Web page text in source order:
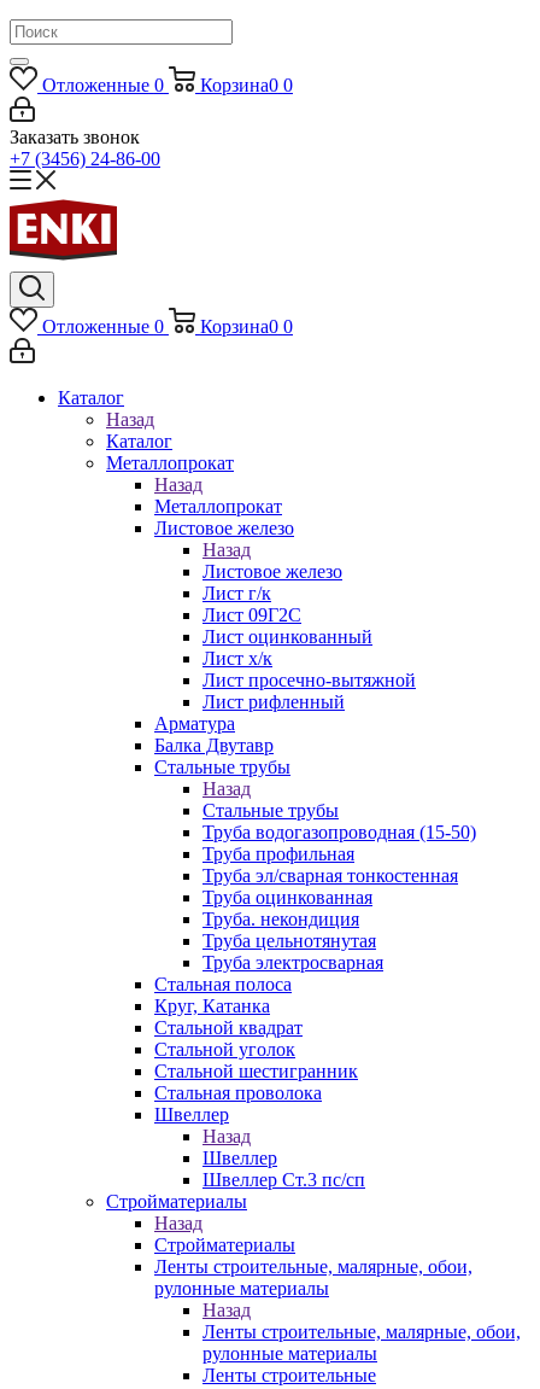
Отложенные 0 Корзина0 0
Заказать звонок
+7 (3456) 24-86-00
Отложенные 0 Корзина0 0
Каталог
Назад
Каталог
Металлопрокат
Назад
Металлопрокат
Листовое железо
Назад
Листовое железо
Лист г/к
Лист 09Г2С
Лист оцинкованный
Лист х/к
Лист просечно-вытяжной
Лист рифленный
Арматура
Балка Двутавр
Стальные трубы
Назад
Стальные трубы
Труба водогазопроводная (15-50)
Труба профильная
Труба эл/сварная тонкостенная
Труба оцинкованная
Труба. некондиция
Труба цельнотянутая
Труба электросварная
Стальная полоса
Круг, Катанка
Стальной квадрат
Стальной уголок
Стальной шестигранник
Стальная проволока
Швеллер
Назад
Швеллер
Швеллер Ст.3 пс/сп
Стройматериалы
Назад
Стройматериалы
Ленты строительные, малярные, обои,
рулонные материалы
Назад
Ленты строительные, малярные, обои,
рулонные материалы
Ленты строительные